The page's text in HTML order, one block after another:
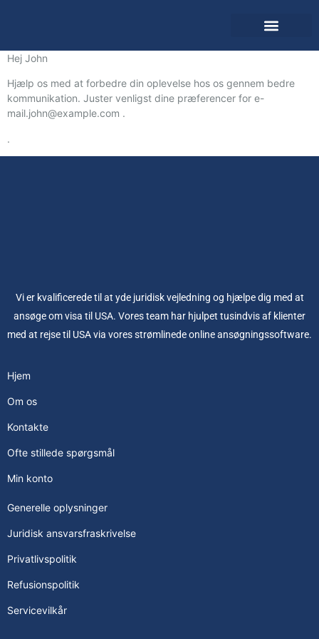
Hej John
Hjælp os med at forbedre din oplevelse hos os gennem bedre
kommunikation. Juster venligst dine præferencer for e-
mail.john@example.com .
.
Vi er kvalificerede til at yde juridisk vejledning og hjælpe dig med at
ansøge om visa til USA. Vores team har hjulpet tusindvis af klienter
med at rejse til USA via vores strømlinede online ansøgningssoftware.
Hjem
Om os
Kontakte
Ofte stillede spørgsmål
Min konto
Generelle oplysninger
Juridisk ansvarsfraskrivelse
Privatlivspolitik
Refusionspolitik
Servicevilkår